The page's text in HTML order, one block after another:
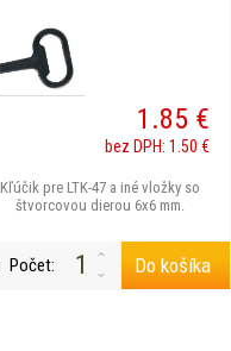
Kľúčik pre LTK-47 a iné vložky so
štvorcovou dierou 6x6 mm.
1.85 €
bez DPH: 1.50 €
Počet: Do košíka